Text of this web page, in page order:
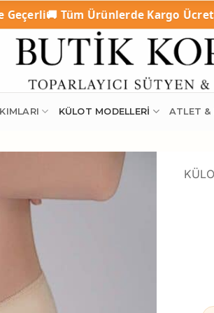
Kargo Ücretsiz💳 Kapıda
KÜLOT MODELLERI ATLET &